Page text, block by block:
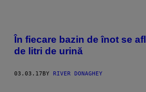
În fiecare bazin de înot se
de litri de urină
03.03.17BY RIVER DONAGHEY